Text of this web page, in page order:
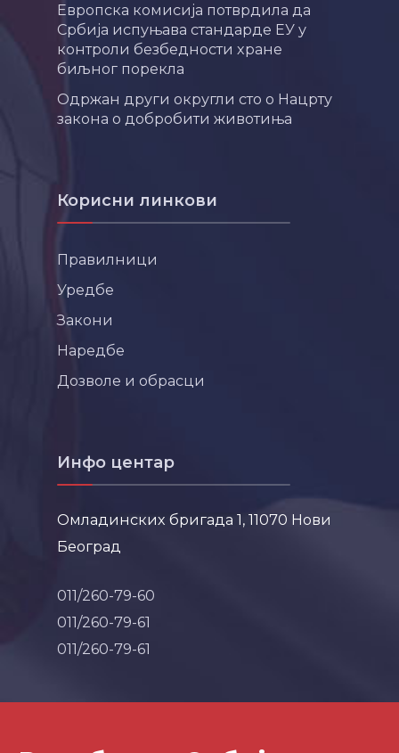
Европска комисија потврдила да
Србија испуњава стандарде ЕУ у
контроли безбедности хране
биљног порекла
Одржан други округли сто о Нацрту
закона о добробити животиња
Корисни линкови
Правилници
Уредбе
Закони
Наредбе
Дозволе и обрасци
Инфо центар
Омладинских бригада 1, 11070 Нови
Београд
011/260-79-60
011/260-79-61
011/260-79-61